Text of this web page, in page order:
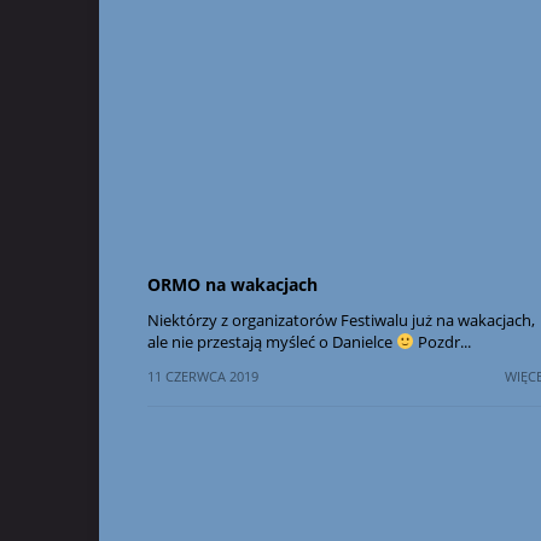
ORMO na wakacjach
Niektórzy z organizatorów Festiwalu już na wakacjach,
ale nie przestają myśleć o Danielce
Pozdr...
11 CZERWCA 2019